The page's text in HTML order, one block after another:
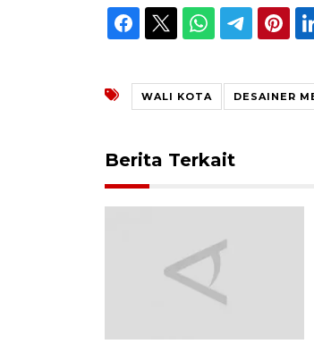
WALI KOTA DESAINER
Berita Terkait